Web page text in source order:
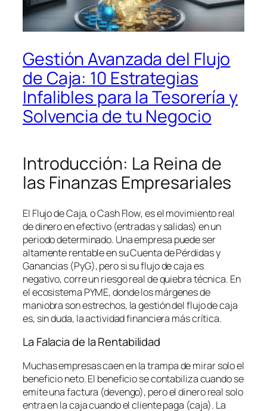
Gestión Avanzada del Flujo
de Caja: 10 Estrategias
Infalibles para la Tesorería y
Solvencia de tu Negocio
Introducción: La Reina de
las Finanzas Empresariales
El Flujo de Caja, oCash Flow, es el movimiento real
de dinero en efectivo (entradas y salidas) en un
periodo determinado. Una empresa puede ser
altamente rentable en su Cuenta de Pérdidas y
Ganancias (PyG), pero si su flujo de caja es
negativo, corre un riesgo real de quiebra técnica. En
el ecosistema PYME, donde los márgenes de
maniobra son estrechos, la gestión del flujo de caja
es, sin duda, la actividad financiera más crítica.
La Falacia de la Rentabilidad
Muchas empresas caen en la trampa de mirar solo el
beneficio neto. El beneficio se contabiliza cuando se
emite una factura (devengo), pero el dinero real solo
entra en la caja cuando el cliente paga (caja). La